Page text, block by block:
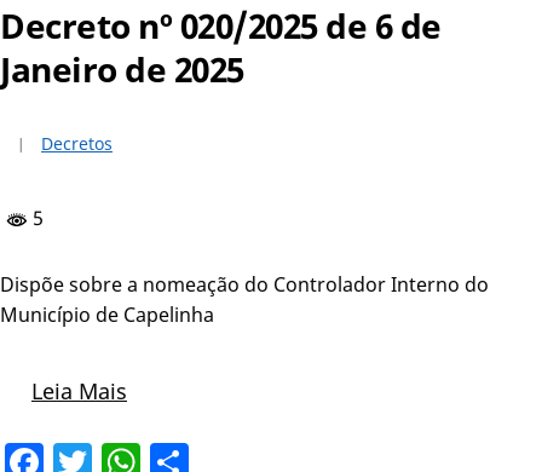
Decreto nº 020/2025 de 6 de
Janeiro de 2025
Decretos
5
Dispõe sobre a nomeação do Controlador Interno do
Município de Capelinha
Leia Mais
Facebook
TwitterWhatsApp